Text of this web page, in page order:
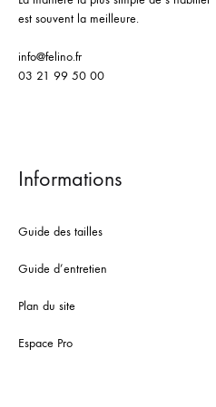
est souvent la meilleure.
info@felino.fr
03 21 99 50 00
Informations
Guide des tailles
Guide d’entretien
Plan du site
Espace Pro